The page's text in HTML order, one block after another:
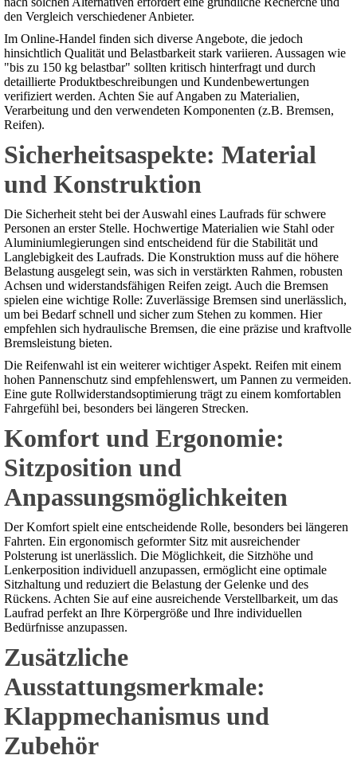
den Vergleich verschiedener Anbieter.
Im Online-Handel finden sich diverse Angebote, die jedoch
hinsichtlich Qualität und Belastbarkeit stark variieren. Aussagen wie
"bis zu 150 kg belastbar" sollten kritisch hinterfragt und durch
detaillierte Produktbeschreibungen und Kundenbewertungen
verifiziert werden. Achten Sie auf Angaben zu Materialien,
Verarbeitung und den verwendeten Komponenten (z.B. Bremsen,
Reifen).
Sicherheitsaspekte: Material
und Konstruktion
Die Sicherheit steht bei der Auswahl eines Laufrads für schwere
Personen an erster Stelle. Hochwertige Materialien wie Stahl oder
Aluminiumlegierungen sind entscheidend für die Stabilität und
Langlebigkeit des Laufrads. Die Konstruktion muss auf die höhere
Belastung ausgelegt sein, was sich in verstärkten Rahmen, robusten
Achsen und widerstandsfähigen Reifen zeigt. Auch die Bremsen
spielen eine wichtige Rolle: Zuverlässige Bremsen sind unerlässlich,
um bei Bedarf schnell und sicher zum Stehen zu kommen. Hier
empfehlen sich hydraulische Bremsen, die eine präzise und kraftvolle
Bremsleistung bieten.
Die Reifenwahl ist ein weiterer wichtiger Aspekt. Reifen mit einem
hohen Pannenschutz sind empfehlenswert, um Pannen zu vermeiden.
Eine gute Rollwiderstandsoptimierung trägt zu einem komfortablen
Fahrgefühl bei, besonders bei längeren Strecken.
Komfort und Ergonomie:
Sitzposition und
Anpassungsmöglichkeiten
Der Komfort spielt eine entscheidende Rolle, besonders bei längeren
Fahrten. Ein ergonomisch geformter Sitz mit ausreichender
Polsterung ist unerlässlich. Die Möglichkeit, die Sitzhöhe und
Lenkerposition individuell anzupassen, ermöglicht eine optimale
Sitzhaltung und reduziert die Belastung der Gelenke und des
Rückens. Achten Sie auf eine ausreichende Verstellbarkeit, um das
Laufrad perfekt an Ihre Körpergröße und Ihre individuellen
Bedürfnisse anzupassen.
Zusätzliche
Ausstattungsmerkmale:
Klappmechanismus und
Zubehör